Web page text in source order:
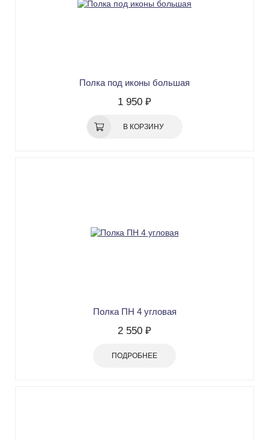
Полка под иконы большая
1 950 ₽
В КОРЗИНУ
Полка ПН 4 угловая
2 550 ₽
ПОДРОБНЕЕ